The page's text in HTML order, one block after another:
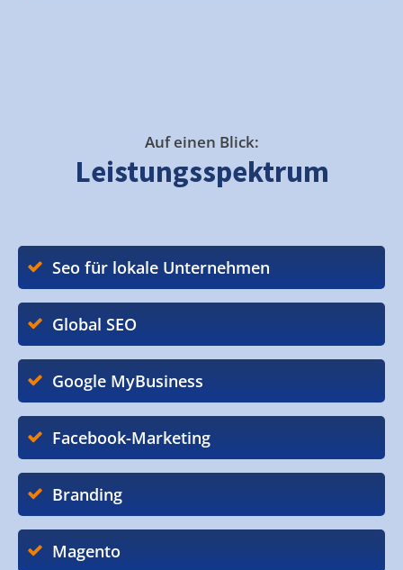
Auf einen Blick:
Leistungsspektrum
Seo für lokale Unternehmen
Global SEO
Google MyBusiness
Facebook-Marketing
Branding
Magento